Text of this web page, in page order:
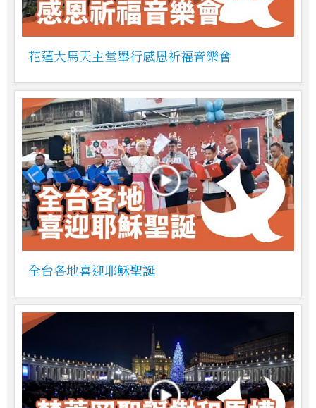
花蓮大馬天主堂舉行感恩祈福音樂會
全台各地喜迎耶穌聖誕